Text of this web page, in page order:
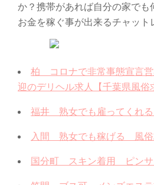
か？携帯があれば自分の家でも
お金を稼ぐ事が出来るチャット
柏 コロナで非常事態宣言
迎のデリヘル求人【千葉県風俗
福井 熟女でも雇ってくれ
入間 熟女でも稼げる 風俗
国分町 スキン着用 ピンサ